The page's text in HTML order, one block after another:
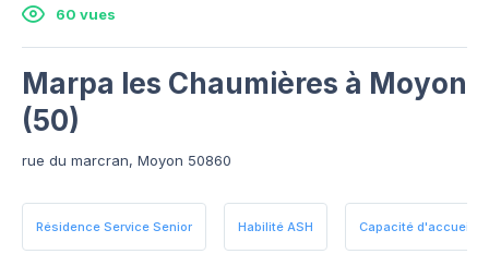
60 vues
Marpa les Chaumières à Moyon
(50)
rue du marcran, Moyon 50860
Résidence Service Senior Habilité ASH Capacité d'accueil :